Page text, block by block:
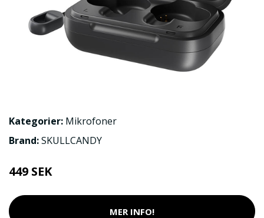
Kategorier: Mikrofoner
Brand:SKULLCANDY
449 SEK
MER INFO!